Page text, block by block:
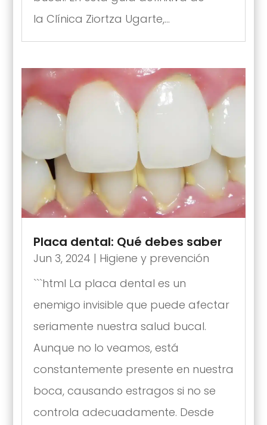
la Clínica Ziortza Ugarte,...
Placa dental: Qué debes saber
Jun 3, 2024 | Higiene y prevención
```html La placa dental es un
enemigo invisible que puede afectar
seriamente nuestra salud bucal.
Aunque no lo veamos, está
constantemente presente en nuestra
boca, causando estragos si no se
controla adecuadamente. Desde